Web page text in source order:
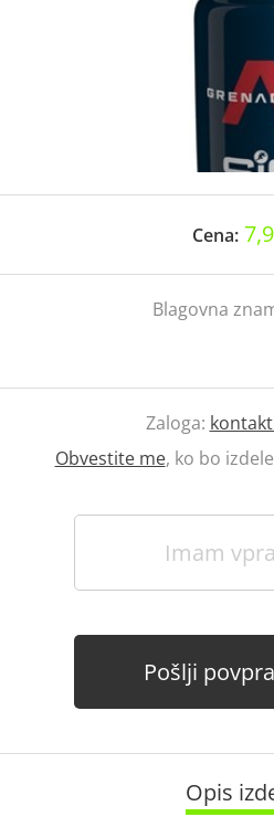
Cena:
Blagovna
Zaloga:
Obvestite me, ko bo
Imam
Pošlji
Opis